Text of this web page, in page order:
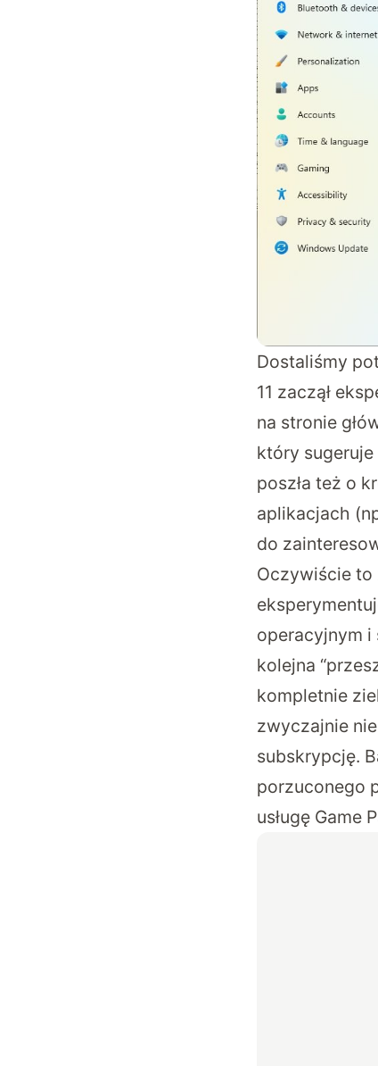
Dostaliśmy
11 zaczął
na stronie
który
poszła też o
aplikacjach
do
Oczywiście to
operacyjnym i
kolejna
kompletnie
zwyczajnie
subskrypcję.
porzuconego
usługę Game